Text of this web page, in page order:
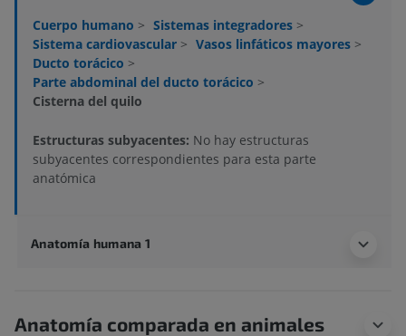
Cuerpo humano > Sistemas integradores >
Sistema cardiovascular > Vasos linfáticos mayores >
Ducto torácico >
Parte abdominal del ducto torácico >
Cisterna del quilo
Estructuras subyacentes: No hay estructuras
subyacentes correspondientes para esta parte
anatómica
Anatomía humana 1
Anatomía comparada en animales